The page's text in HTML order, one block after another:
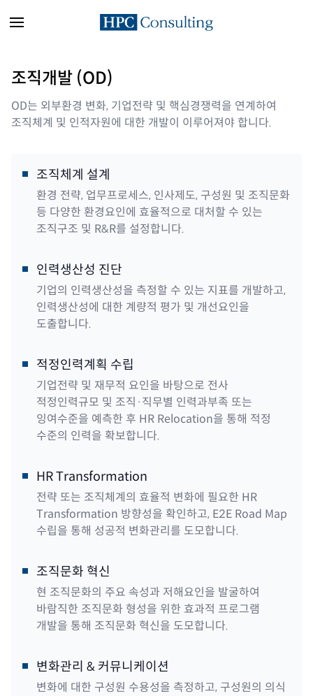
조직개발 (OD)
OD는 외부환경 변화, 기업전략 및 핵심경쟁력을 연계하여
조직체계 및 인적자원에 대한 개발이 이루어져야 합니다.
조직체계 설계
환경 전략, 업무프로세스, 인사제도, 구성원 및 조직문화
등 다양한 환경요인에 효율적으로 대처할 수 있는
조직구조 및 R&R를 설정합니다.
인력생산성 진단
기업의 인력생산성을 측정할 수 있는 지표를 개발하고,
인력생산성에 대한 계량적 평가 및 개선요인을
도출합니다.
적정인력계획 수립
기업전략 및 재무적 요인을 바탕으로 전사
적정인력규모 및 조직·직무별 인력과부족 또는
잉여수준을 예측한 후 HR Relocation을 통해 적정
수준의 인력을 확보합니다.
HR Transformation
전략 또는 조직체계의 효율적 변화에 필요한 HR
Transformation 방향성을 확인하고, E2E Road Map
수립을 통해 성공적 변화관리를 도모합니다.
조직문화 혁신
현 조직문화의 주요 속성과 저해요인을 발굴하여
바람직한 조직문화 형성을 위한 효과적 프로그램
개발을 통해 조직문화 혁신을 도모합니다.
변화관리 & 커뮤니케이션
변화에 대한 구성원 수용성을 측정하고, 구성원의 의식